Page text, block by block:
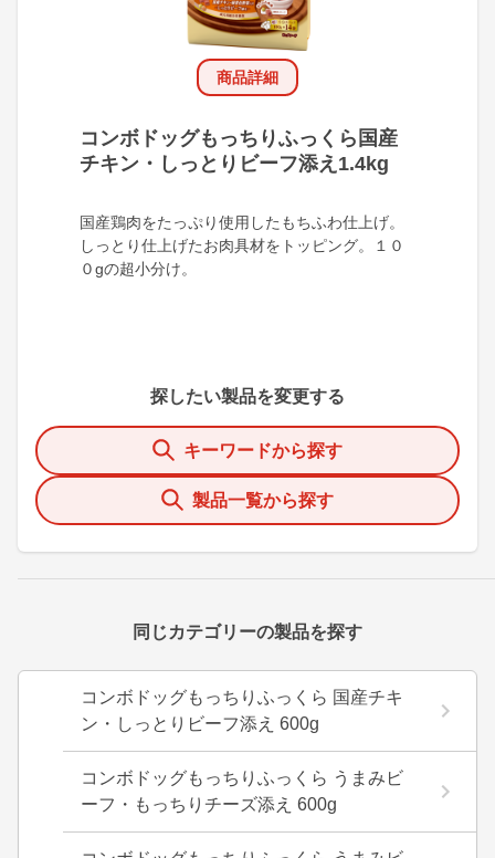
商品詳細
コンボドッグもっちりふっくら国産
チキン・しっとりビーフ添え1.4kg
国産鶏肉をたっぷり使用したもちふわ仕上げ。
しっとり仕上げたお肉具材をトッピング。１０
０gの超小分け。
探したい製品を変更する
キーワードから探す
製品一覧から探す
同じカテゴリーの製品を探す
コンボドッグもっちりふっくら 国産チキ
ン・しっとりビーフ添え 600g
コンボドッグもっちりふっくら うまみビ
ーフ・もっちりチーズ添え 600g